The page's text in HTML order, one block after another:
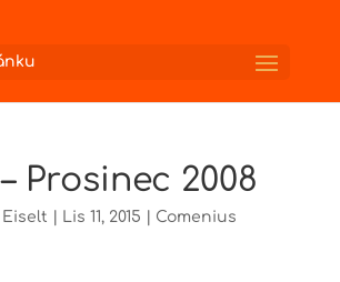
Prosinec 2008
Eiselt Lis 11, 2015 Comenius